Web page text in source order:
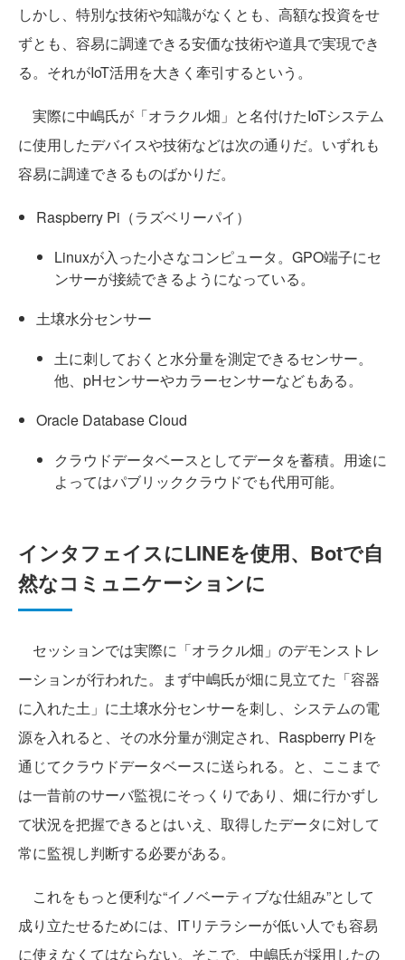
しかし、特別な技術や知識がなくとも、高額な投資をせ
ずとも、容易に調達できる安価な技術や道具で実現でき
る。それがIoT活用を大きく牽引するという。
実際に中嶋氏が「オラクル畑」と名付けたIoTシステム
に使用したデバイスや技術などは次の通りだ。いずれも
容易に調達できるものばかりだ。
Raspberry Pi（ラズベリーパイ）
Linuxが入った小さなコンピュータ。GPO端子にセ
ンサーが接続できるようになっている。
土壌水分センサー
土に刺しておくと水分量を測定できるセンサー。
他、pHセンサーやカラーセンサーなどもある。
Oracle Database Cloud
クラウドデータベースとしてデータを蓄積。用途に
よってはパブリッククラウドでも代用可能。
インタフェイスにLINEを使用、Botで自
然なコミュニケーションに
セッションでは実際に「オラクル畑」のデモンストレ
ーションが行われた。まず中嶋氏が畑に見立てた「容器
に入れた土」に土壌水分センサーを刺し、システムの電
源を入れると、その水分量が測定され、Raspberry Piを
通じてクラウドデータベースに送られる。と、ここまで
は一昔前のサーバ監視にそっくりであり、畑に行かずし
て状況を把握できるとはいえ、取得したデータに対して
常に監視し判断する必要がある。
これをもっと便利な“イノベーティブな仕組み”として
成り立たせるためには、ITリテラシーが低い人でも容易
に使えなくてはならない。そこで、中嶋氏が採用したの